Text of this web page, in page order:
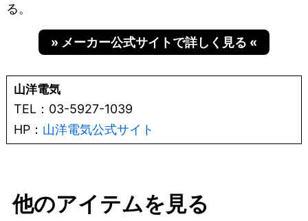
る。
» メーカー公式サイトで詳しく見る «
山洋電気
TEL：03-5927-1039
HP： 山洋電気公式サイト
他のアイテムを見る